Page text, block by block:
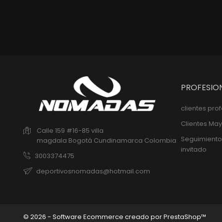
Calle 159 #16-85 villa
magdala Bogotá Cundinamarca Colombia
3003374475
deportivosnomadas@hotmail.com
clientes
Clientes
invitado
© 2026 - Software Ecommerce creado por PrestaShop™